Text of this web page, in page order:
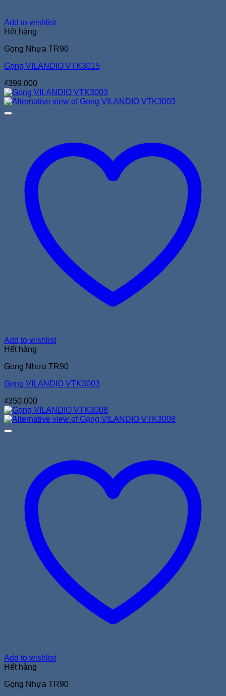
Add to wishlist
Hết hàng
Gọng Nhựa TR90
Gọng VILANDIO VTK3015
₫399.000
Add to wishlist
Hết hàng
Gọng Nhựa TR90
Gọng VILANDIO VTK3003
₫350.000
Add to wishlist
Hết hàng
Gọng Nhựa TR90